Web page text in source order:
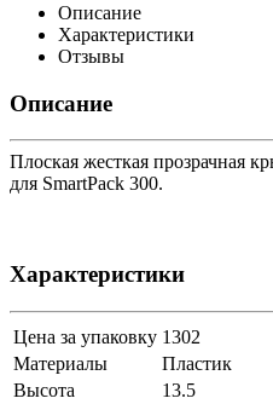
Описание
Характеристики
Отзывы
Описание
Плоская жесткая прозрачная
для SmartPack 300.
Характеристики
Цена за упаковку 1302
Материалы
Пластик
Высота
13.5